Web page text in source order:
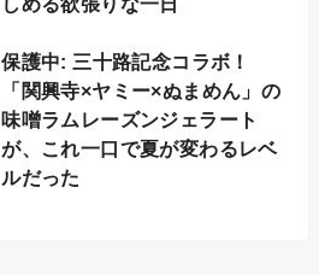
保護中: 三十路記念コラボ！
「関興寺×ヤミー×ぬまめん」の
味噌ラムレーズンジェラート
が、これ一口で夏が変わるレベ
ルだった